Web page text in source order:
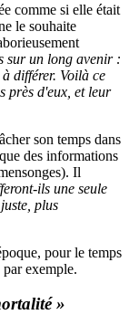
comme si elle était
le souhaite
sur un long avenir :
différer. Voilà ce
près d'eux, et leur
son temps dans
des informations
Il
ils une seule
plus
pour le temps
par exemple.
»